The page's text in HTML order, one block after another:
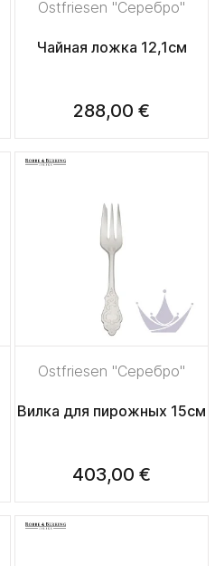
Ostfriesen "Серебро"
Чайная ложка 12,1см
288,00 €
Ostfriesen "Серебро"
Вилка для пирожных 15см
403,00 €